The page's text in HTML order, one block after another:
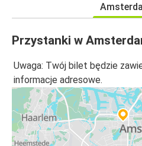
Przystanki w
Uwaga: Twój bilet będzie
informacje adresowe.